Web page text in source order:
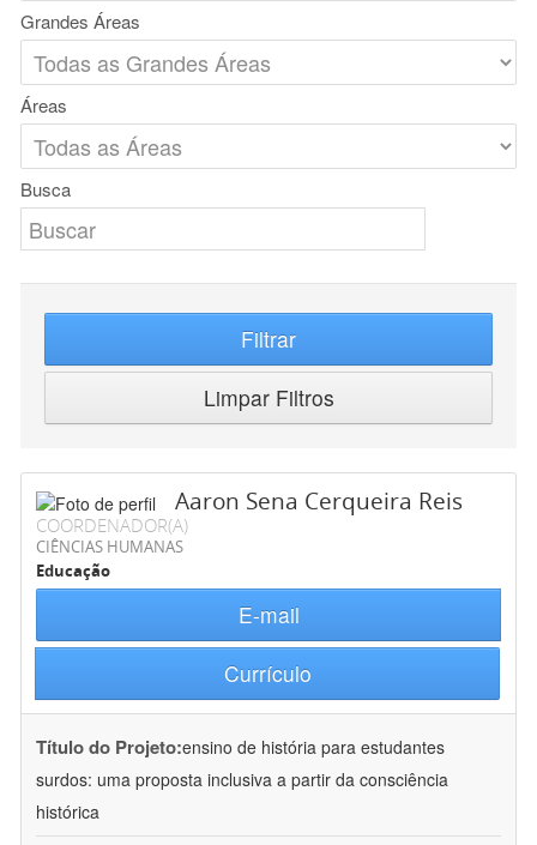
Grandes Áreas
Áreas
Busca
Filtrar
Limpar Filtros
Aaron Sena Cerqueira Reis
COORDENADOR(A)
CIÊNCIAS HUMANAS
Educação
E-mail
Currículo
Título do Projeto:ensino de história para estudantes
surdos: uma proposta inclusiva a partir da consciência
histórica